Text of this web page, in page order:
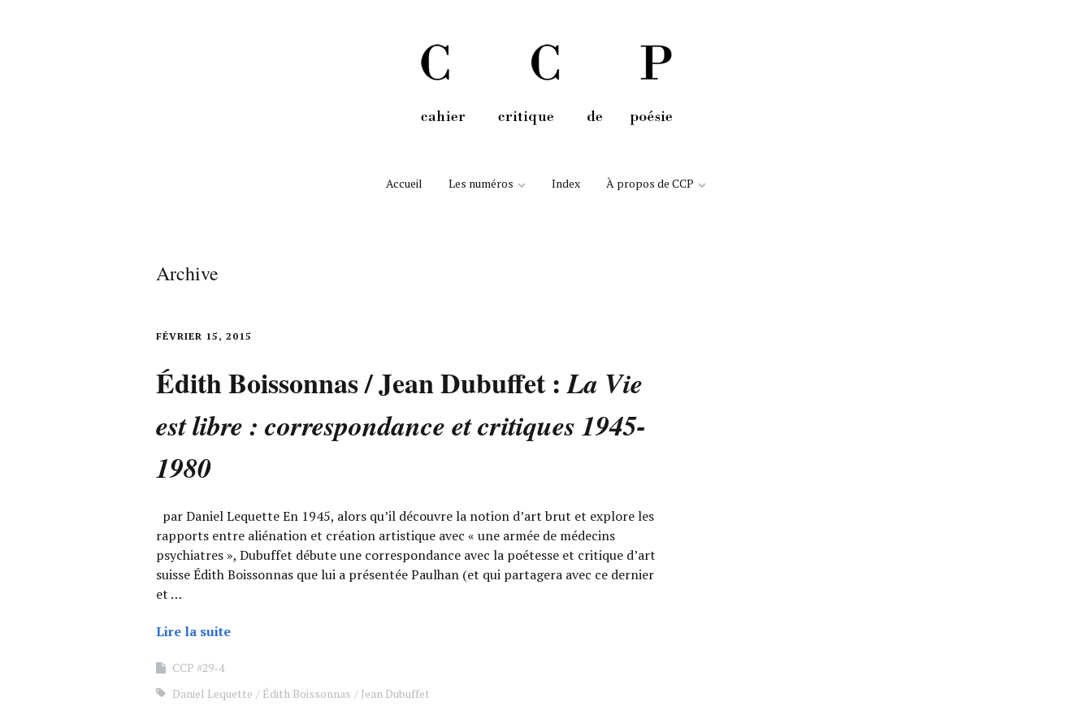
Aller au contenu
Accueil Les numéros Index À propos de CCP
Archive
FÉVRIER 15, 2015
Édith Boissonnas / Jean Dubuffet :La Vie
est libre : correspondance et critiques 1945-
1980
par Daniel Lequette En 1945, alors qu’il découvre la notion d’art brut et explore les
rapports entre aliénation et création artistique avec « une armée de médecins
psychiatres », Dubuffet débute une correspondance avec la poétesse et critique d’art
suisse Édith Boissonnas que lui a présentée Paulhan (et qui partagera avec ce dernier
et …
Lire la suite
CCP #29-4
Daniel Lequette
Édith Boissonnas Jean Dubuffet